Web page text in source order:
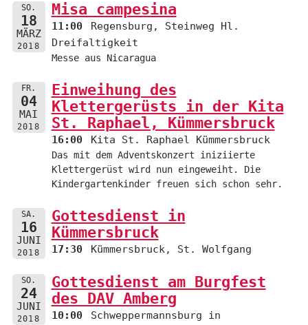
SO.
18
MÄRZ
2018
Misa campesina
11:00
Regensburg, Steinweg Hl.
Dreifaltigkeit
Messe aus Nicaragua
FR.
04
MAI
2018
Einweihung des
Klettergerüsts in der Kita
St. Raphael, Kümmersbruck
16:00 Kita St. Raphael Kümmersbruck
Das mit dem Adventskonzert iniziierte
Klettergerüst wird nun eingeweiht. Die
Kindergartenkinder freuen sich schon sehr.
SA.
16
JUNI
2018
Gottesdienst in
Kümmersbruck
17:30 Kümmersbruck, St. Wolfgang
SO.
24
JUNI
2018
Gottesdienst am Burgfest
des DAV Amberg
10:00
Schweppermannsburg in